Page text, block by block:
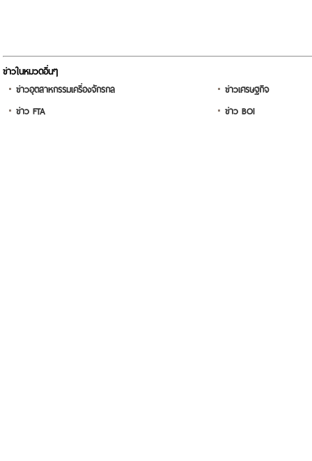
ข่าวในหมวดอื่นๆ
ข่าวอุตสาหกรรมเครื่องจักรกล
ข่าวเศรษฐกิจ
ข่าว FTA
ข่าว BOI